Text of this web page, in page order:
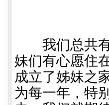
我们总共有
妹们有心愿住
成立了姊妹之
为每一年，特